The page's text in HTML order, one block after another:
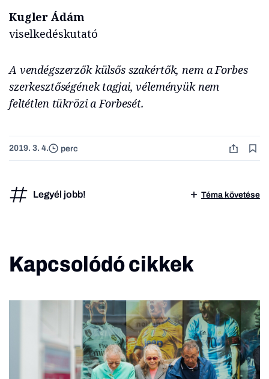
Kugler Ádám
viselkedéskutató
A vendégszerzők külsős szakértők, nem a Forbes
szerkesztőségének tagjai, véleményük nem
feltétlen tükrözi a Forbesét.
2019. 3. 4. perc
Legyél jobb! Téma követése
Kapcsolódó cikkek